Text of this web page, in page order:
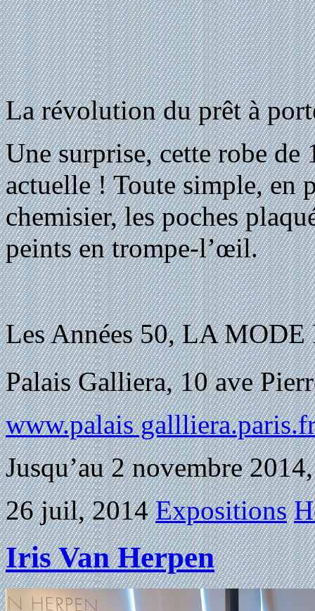
La révolution du prêt à
Une surprise, cette robe de
actuelle ! Toute simple, en
chemisier, les poches
peints en trompe-l’œil.
Les Années 50, LA
Palais Galliera, 10 ave
www.palais
Jusqu’au 2 novembre
26 juil, 2014 Expositions
Iris Van Herpen